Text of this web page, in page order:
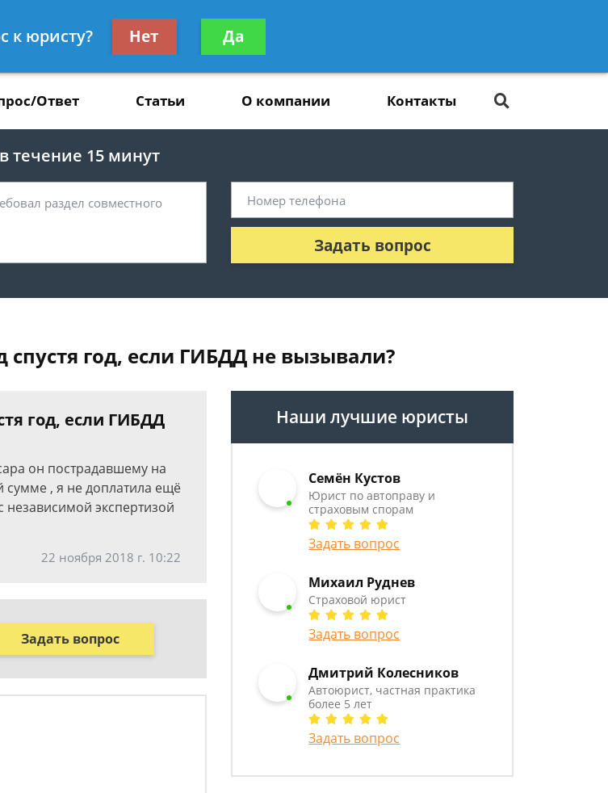
Получите консультацию
бесплатно
Ответ Статьи О компании Контакты
течение 15 минут
Задать вопрос
год, если ГИБДД не вызывали?
год, если ГИБДД
он пострадавшему на
сумме , я не доплатила ещё
независимой экспертизой
22 ноября 2018 г. 10:22
Задать вопрос
Наши лучшие юристы
Семён Кустов
Юрист по автоправу и
страховым спорам
Задать вопрос
Михаил Руднев
Страховой юрист
Задать вопрос
Дмитрий Колесников
Автоюрист, частная практика
более 5 лет
Задать вопрос
к юристу? Нет Да